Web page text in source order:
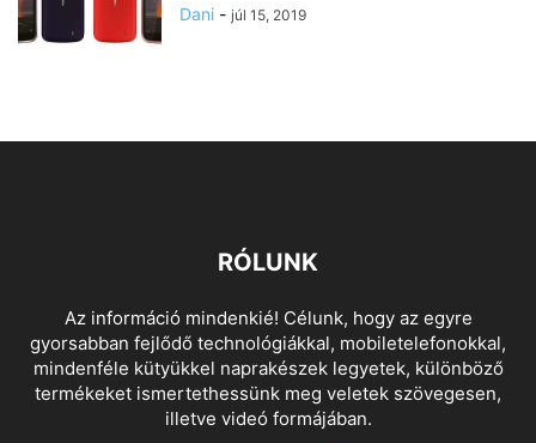
Dani - júl 15, 2019
RÓLUNK
Az információ mindenkié! Célunk, hogy az egyre
gyorsabban fejlődő technológiákkal, mobiletelefonokkal,
mindenféle kütyükkel naprakészek legyetek, különböző
termékeket ismertethessünk meg veletek szövegesen,
illetve videó formájában.